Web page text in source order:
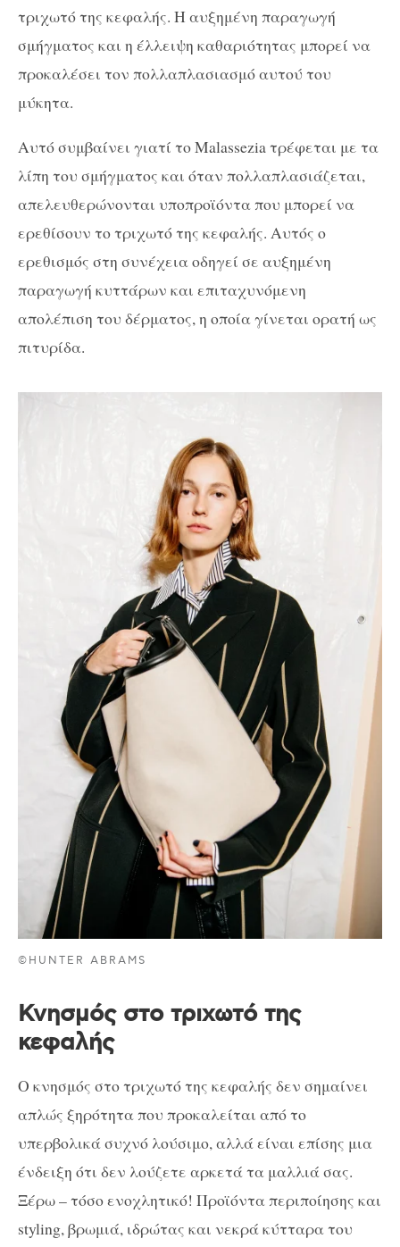
τριχωτό της κεφαλής. Η αυξημένη παραγωγή
σμήγματος και η έλλειψη καθαριότητας μπορεί να
προκαλέσει τον πολλαπλασιασμό αυτού του
μύκητα.
Αυτό συμβαίνει γιατί το Malassezia τρέφεται με τα
λίπη του σμήγματος και όταν πολλαπλασιάζεται,
απελευθερώνονται υποπροϊόντα που μπορεί να
ερεθίσουν το τριχωτό της κεφαλής. Αυτός ο
ερεθισμός στη συνέχεια οδηγεί σε αυξημένη
παραγωγή κυττάρων και επιταχυνόμενη
απολέπιση του δέρματος, η οποία γίνεται ορατή ως
πιτυρίδα.
©HUNTER ABRAMS
Κνησμός στο τριχωτό της
κεφαλής
Ο κνησμός στο τριχωτό της κεφαλής δεν σημαίνει
απλώς ξηρότητα που προκαλείται από το
υπερβολικά συχνό λούσιμο, αλλά είναι επίσης μια
ένδειξη ότι δεν λούζετε αρκετά τα μαλλιά σας.
Ξέρω – τόσο ενοχλητικό! Προϊόντα περιποίησης και
styling, βρωμιά, ιδρώτας και νεκρά κύτταρα του